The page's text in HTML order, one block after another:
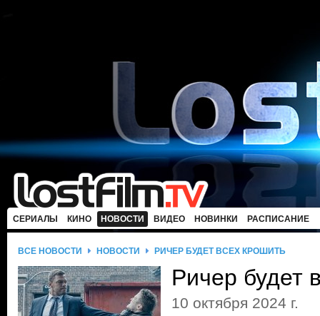
СЕРИАЛЫ КИНО НОВОСТИ ВИДЕО НОВИНКИ РАСПИСАНИЕ
ВСЕ НОВОСТИ НОВОСТИ РИЧЕР БУДЕТ ВСЕХ КРОШИТЬ
Ричер будет
10 октября 2024 г.